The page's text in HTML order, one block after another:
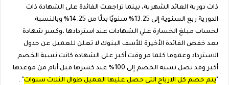
ذات دورية العائد الشهرية، بينما تراجعت الفائدة على الشهادة ذات
الدورية ربع السنوية إلى 13.25% سنويًا بدلًا من 14.25% وبالنسبة
لحساب مبلغ الخسارة علي الشهادات عند استردادها ،وكسر شهادة
بعد خفض الفائدة الأخيرة للأسف البنوك لا تعلن للعميل عن جدول
الاسترداد وعموما كلما مر وقت أكبر على الشهادة كانت نسبة الخصم
أكبر وقد تصل نسبة الخصم إلى 100% عند كسرها قبل أيام من موعدها
يتم خصم كل الارباح التى حصل عليها العميل طوال الثلاث سنوات " .